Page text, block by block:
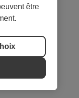
être